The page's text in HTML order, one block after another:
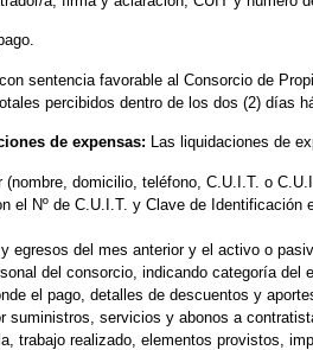
sentencia favorable al Consorcio de
percibidos dentro de los dos (2) días
de expensas: Las liquidaciones de
(nombre, domicilio, teléfono, C.U.I.T. o
el Nº de C.U.I.T. y Clave de
egresos del mes anterior y el activo o
del consorcio, indicando categoría
el pago, detalles de descuentos y
suministros, servicios y abonos a
trabajo realizado, elementos provistos,